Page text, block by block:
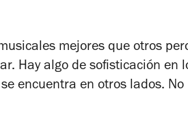
mejores que otros
Hay algo de sofisticación en
encuentra en otros lados.